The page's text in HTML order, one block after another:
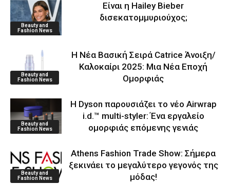
Beauty and
Fashion News
Είναι η Hailey Bieber
δισεκατομμυριούχος;
Beauty and
Fashion News
Η Νέα Βασική Σειρά Catrice Άνοιξη/
Καλοκαίρι 2025: Μια Νέα Εποχή
Ομορφιάς
Beauty and
Fashion News
Η Dyson παρουσιάζει το νέο Airwrap
i.d.™ multi-styler: Ένα εργαλείο
ομορφιάς επόμενης γενιάς
Beauty and
Fashion News
Athens Fashion Trade Show: Σήμερα
ξεκινάει το μεγαλύτερο γεγονός της
μόδας!